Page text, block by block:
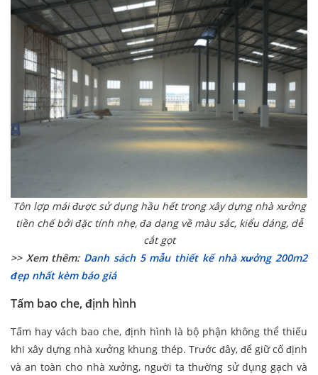
Tôn lợp mái được sử dụng hầu hết trong xây dựng nhà xưởng
tiền chế bởi đặc tính nhẹ, đa dạng về màu sắc, kiểu dáng, dễ
cắt gọt
>> Xem thêm: Danh sách 5 mẫu thiết kế nhà xưởng 200m2
đẹp nhất kèm báo giá
Tấm bao che, định hình
Tấm hay vách bao che, định hình là bộ phận không thể thiếu
khi xây dựng nhà xưởng khung thép. Trước đây, để giữ cố định
và an toàn cho nhà xưởng, người ta thường sử dụng gạch và